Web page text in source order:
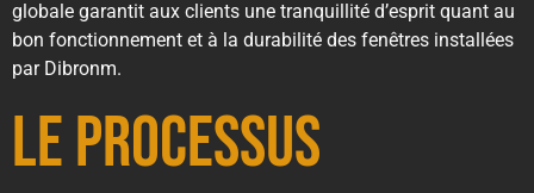
globale garantit aux clients une tranquillité d’esprit quant au
bon fonctionnement et à la durabilité des fenêtres installées
par Dibronm.
Le processus